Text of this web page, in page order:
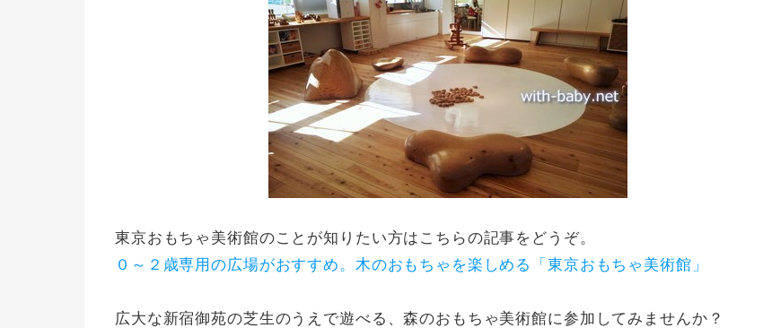
東京おもちゃ美術館のことが知りたい方はこちらの記事をどうぞ。
０～２歳専用の広場がおすすめ。木のおもちゃを楽しめる「東京おもちゃ美術館」
広大な新宿御苑の芝生のうえで遊べる、森のおもちゃ美術館に参加してみませんか？